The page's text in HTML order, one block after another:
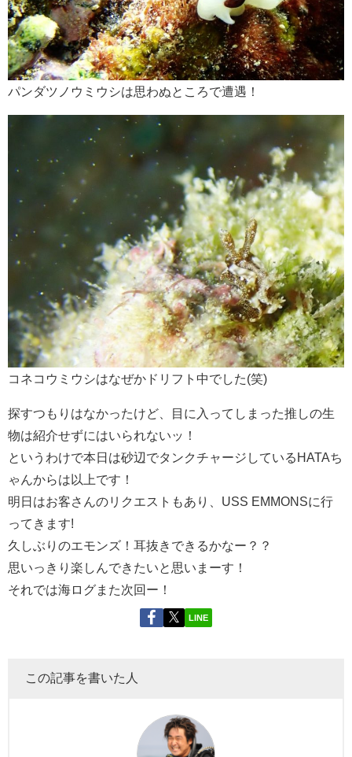
パンダツノウミウシは思わぬところで遭遇！
コネコウミウシはなぜかドリフト中でした(笑)
探すつもりはなかったけど、目に入ってしまった推しの生
物は紹介せずにはいられないッ！
というわけで本日は砂辺でタンクチャージしているHATAち
ゃんからは以上です！
明日はお客さんのリクエストもあり、USS EMMONSに行
ってきます!
久しぶりのエモンズ！耳抜きできるかなー？？
思いっきり楽しんできたいと思いまーす！
それでは海ログまた次回ー！
LINE
この記事を書いた人